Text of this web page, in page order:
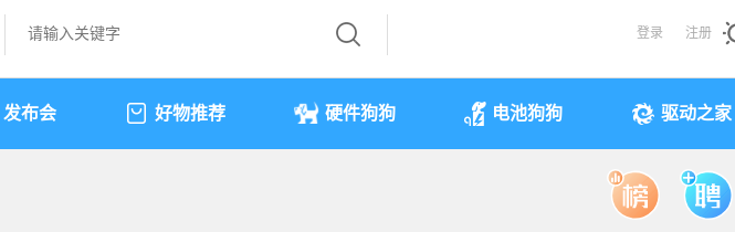
登录 注册
发布会 好物推荐 硬件狗狗 电池狗狗 驱动之家